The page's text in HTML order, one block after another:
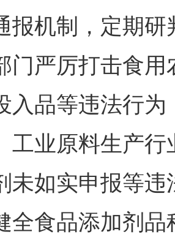
报机制，定期
门严厉打击食
入品等违法行
工业原料生产
未如实申报等
全食品添加剂